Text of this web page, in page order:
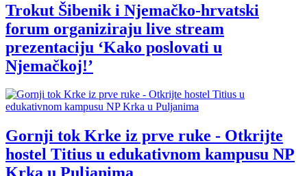
Trokut Šibenik i Njemačko-hrvatski
forum organiziraju live stream
prezentaciju ‘Kako poslovati u
Njemačkoj!’
Gornji tok Krke iz prve ruke - Otkrijte
hostel Titius u edukativnom kampusu NP